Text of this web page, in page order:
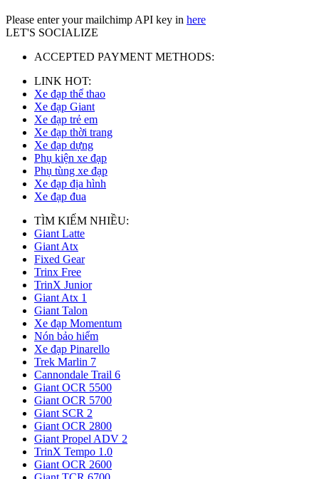
Please enter your mailchimp API key in here
LET'S SOCIALIZE
ACCEPTED PAYMENT METHODS:
LINK HOT:
Xe đạp thể thao
Xe đạp Giant
Xe đạp trẻ em
Xe đạp thời trang
Xe đạp dựng
Phụ kiện xe đạp
Phụ tùng xe đạp
Xe đạp địa hình
Xe đạp đua
TÌM KIẾM NHIỀU:
Giant Latte
Giant Atx
Fixed Gear
Trinx Free
TrinX Junior
Giant Atx 1
Giant Talon
Xe đạp Momentum
Nón bảo hiểm
Xe đạp Pinarello
Trek Marlin 7
Cannondale Trail 6
Giant OCR 5500
Giant OCR 5700
Giant SCR 2
Giant OCR 2800
Giant Propel ADV 2
TrinX Tempo 1.0
Giant OCR 2600